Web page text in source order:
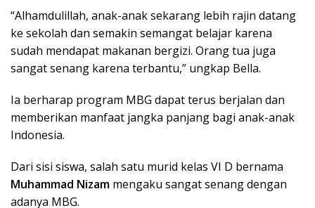
“Alhamdulillah, anak-anak sekarang lebih rajin datang
ke sekolah dan semakin semangat belajar karena
sudah mendapat makanan bergizi. Orang tua juga
sangat senang karena terbantu,” ungkap Bella.
Ia berharap program MBG dapat terus berjalan dan
memberikan manfaat jangka panjang bagi anak-anak
Indonesia.
Dari sisi siswa, salah satu murid kelas VI D bernama
Muhammad Nizam mengaku sangat senang dengan
adanya MBG.